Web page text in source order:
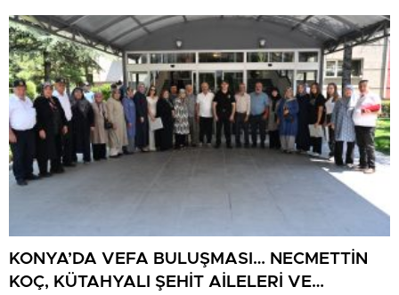
BULUŞUYOR
KONYA’DA VEFA BULUŞMASI… NECMETTİN
KOÇ, KÜTAHYALI ŞEHİT AİLELERİ VE